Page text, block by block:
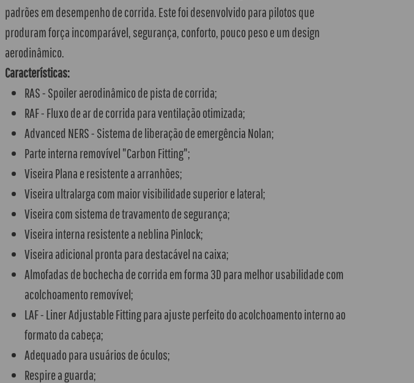
padrões em desempenho de corrida. Este foi desenvolvido para pilotos que
produram força incomparável, segurança, conforto, pouco peso e um design
aerodinâmico.
Características:
RAS - Spoiler aerodinâmico de pista de corrida;
RAF - Fluxo de ar de corrida para ventilação otimizada;
Advanced NERS - Sistema de liberação de emergência Nolan;
Parte interna removível "Carbon Fitting";
Viseira Plana e resistente a arranhões;
Viseira ultralarga com maior visibilidade superior e lateral;
Viseira com sistema de travamento de segurança;
Viseira interna resistente a neblina Pinlock;
Viseira adicional pronta para destacável na caixa;
Almofadas de bochecha de corrida em forma 3D para melhor usabilidade com
acolchoamento removível;
LAF - Liner Adjustable Fitting para ajuste perfeito do acolchoamento interno ao
formato da cabeça;
Adequado para usuários de óculos;
Respire a guarda;